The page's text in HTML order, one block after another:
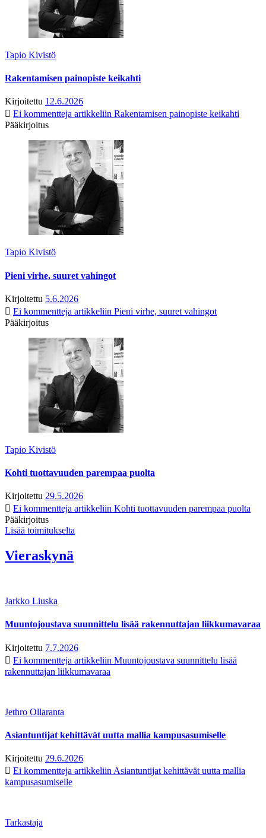
Tapio Kivistö
Rakentamisen painopiste keikahti
Kirjoitettu 12.6.2026
Ei kommentteja artikkeliin Rakentamisen painopiste keikahti
Pääkirjoitus
Tapio Kivistö
Pieni virhe, suuret vahingot
Kirjoitettu 5.6.2026
Ei kommentteja artikkeliin Pieni virhe, suuret vahingot
Pääkirjoitus
Tapio Kivistö
Kohti tuottavuuden parempaa puolta
Kirjoitettu 29.5.2026
Ei kommentteja artikkeliin Kohti tuottavuuden parempaa puolta
Pääkirjoitus
Lisää toimitukselta
Vieraskynä
Jarkko Liuska
Muuntojoustava suunnittelu lisää rakennuttajan liikkumavaraa
Kirjoitettu 7.7.2026
Ei kommentteja artikkeliin Muuntojoustava suunnittelu lisää
rakennuttajan liikkumavaraa
Jethro Ollaranta
Asiantuntijat kehittävät uutta mallia kampusasumiselle
Kirjoitettu 29.6.2026
Ei kommentteja artikkeliin Asiantuntijat kehittävät uutta mallia
kampusasumiselle
Tarkastaja